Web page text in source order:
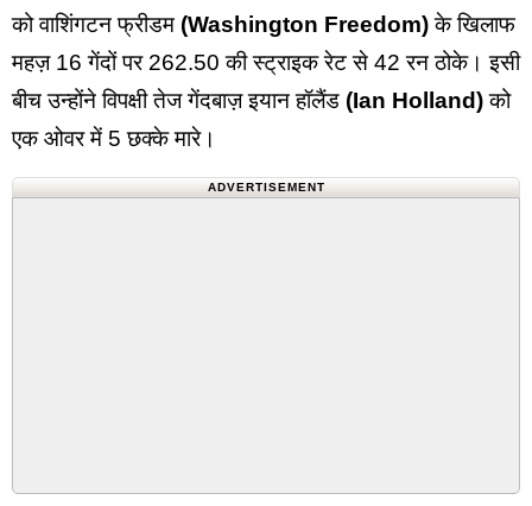
को वाशिंगटन फ्रीडम (Washington Freedom)के खिलाफ
महज़ 16 गेंदों पर 262.50 की स्ट्राइक रेट से 42 रन ठोके। इसी
बीच उन्होंने विपक्षी तेज गेंदबाज़ इयान हॉलैंड (Ian Holland)को
एक ओवर में 5 छक्के मारे।
ADVERTISEMENT